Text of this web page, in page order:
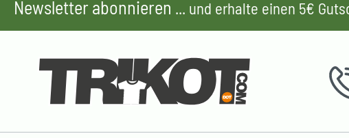
Newsletter abonnieren ... und erhalte einen 5€